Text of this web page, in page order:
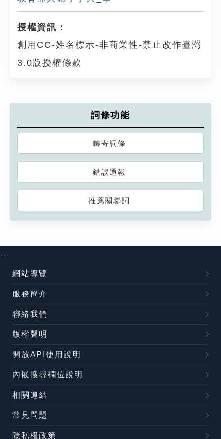
授權資訊：
創用CC-姓名標示-非商業性-禁止改作臺灣
3.0版授權條款
詞條功能
轉寄詞條
錯誤通報
推薦關聯詞
:::
網站導覽
服務簡介
聯絡我們
版權聲明
開放API使用說明
內嵌搜尋欄位說明
相關連結
常見問題
隱私權政策